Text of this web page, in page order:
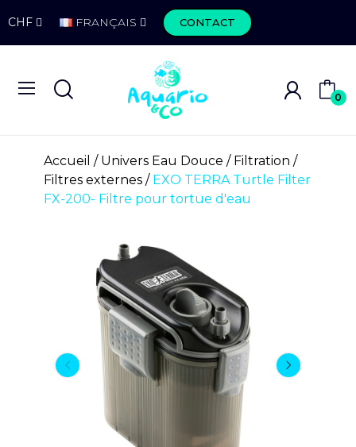
CHF FRANÇAIS CONTACT
0
Accueil Univers Eau Douce
Filtration
Filtres externes
EXO TERRA Turtle Filter
FX-200- Filtre pour tortue d'eau